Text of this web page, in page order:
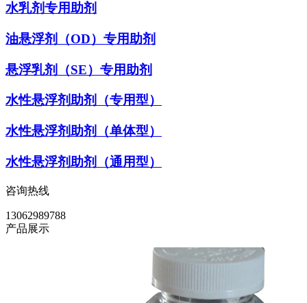
水乳剂专用助剂
油悬浮剂（OD）专用助剂
悬浮乳剂（SE）专用助剂
水性悬浮剂助剂（专用型）
水性悬浮剂助剂（单体型）
水性悬浮剂助剂（通用型）
咨询热线
13062989788
产品展示